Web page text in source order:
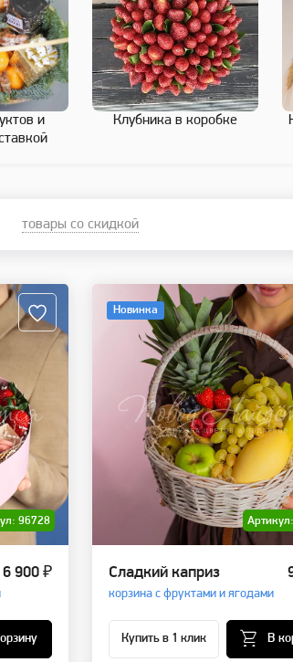
и
Клубника в коробке
товары со скидкой
96728
6 900 ₽
Новинка
Сладкий каприз
корзина с фруктами и ягодами
Купить в 1 клик В